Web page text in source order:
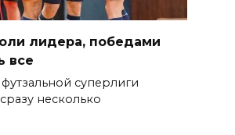
лидера, победами
все
суперлиги
несколько